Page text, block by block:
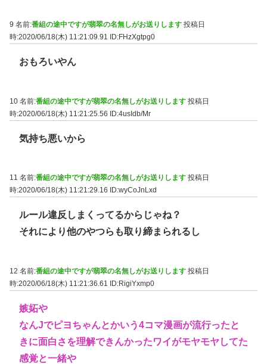
9 名前:番組の途中ですが翡翠の名無しがお送りします 投稿日
時:2020/06/18(木) 11:21:09.91
ID:FHzXgtpg0
おもろいやん
10 名前:番組の途中ですが翡翠の名無しがお送りします 投稿日
時:2020/06/18(木) 11:21:25.56 ID:4usIdb/Mr
気持ち悪いから
11 名前:番組の途中ですが翡翠の名無しがお送りします 投稿日
時:2020/06/18(木) 11:21:29.16
ID:wyCoJnLxd
ルール違反しまくってるからじゃね？
それにより他のやつらも取り締まられるし
12 名前:番組の途中ですが翡翠の名無しがお送りします 投稿日
時:2020/06/18(木) 11:21:36.61 ID:RigiYxmp0
嫉妬や
なんJでピヨちゃんとかいう4コマ漫画が流行ったと
きに面白さを理解できんかったワイがモヤモヤしてた
感覚と一緒や